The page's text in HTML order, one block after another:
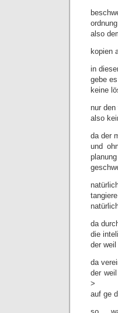
ordnung
also
kopien
in
gebe
keine
nur
also
da der
und
planung
tangiere
da
die
der
da
der
>
auf ge